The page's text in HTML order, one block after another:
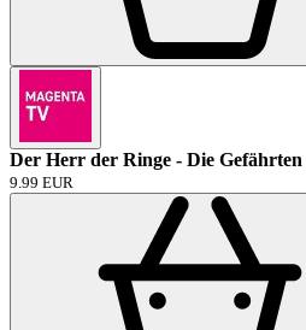
Der Herr der Ringe - Die Gefährten
9.99 EUR